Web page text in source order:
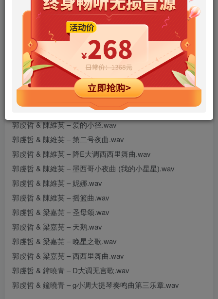
立即购买
您当前未登录！建议登陆后购买，可保存购买订单
郭虔哲 & Olga Gurevich – g小调奏鸣曲第三乐章.wav
郭虔哲 & Olga Gurevich – 安魂曲.wav
郭虔哲 & Olga Gurevich – 祈祷.wav
郭虔哲 & Olga Gurevich – 无言歌.wav
郭虔哲 & 陳維英 – 爱的礼赞.wav
郭虔哲 & 陳維英 – 爱的小径.wav
郭虔哲 & 陳維英 – 第二号夜曲.wav
郭虔哲 & 陳維英 – 降E大调西西里舞曲.wav
郭虔哲 & 陳維英 – 墨西哥小夜曲 (我的小星星).wav
郭虔哲 & 陳維英 – 妮娜.wav
郭虔哲 & 陳維英 – 摇篮曲.wav
郭虔哲 & 梁嘉芫 – 圣母颂.wav
郭虔哲 & 梁嘉芫 – 天鹅.wav
郭虔哲 & 梁嘉芫 – 晚星之歌.wav
郭虔哲 & 梁嘉芫 – 西西里舞曲.wav
郭虔哲 & 鐘曉青 – D大调无言歌.wav
郭虔哲 & 鐘曉青 – g小调大提琴奏鸣曲第三乐章.wav